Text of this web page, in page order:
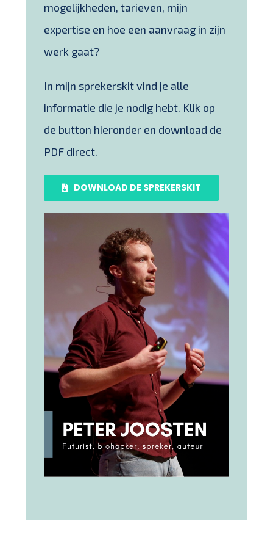
mogelijkheden, tarieven, mijn
expertise en hoe een aanvraag in zijn
werk gaat?
In mijn sprekerskit vind je alle
informatie die je nodig hebt. Klik op
de button hieronder en download de
PDF direct.
DOWNLOAD DE SPREKERSKIT